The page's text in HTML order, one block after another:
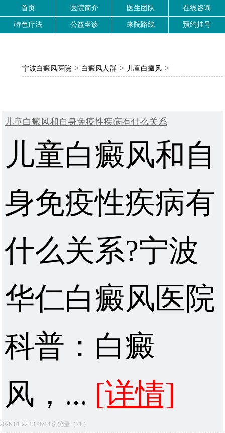
首页 医院简介 医生团队 在线咨询
特色疗法 公益坐诊 来院路线 预约挂号
宁波白癜风医院 > 白癜风人群 > 儿童白癜风 >
儿童白癜风和自身免疫性疾病有什么关系
儿童白癜风和自
身免疫性疾病有
什么关系?宁波
华仁白癜风医院
科普：白癜
风，... [详情]
01-22 13:46:14 浏览量（71 ）